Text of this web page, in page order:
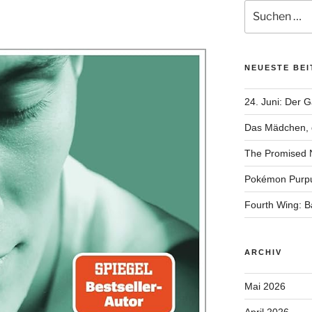
nach:
NEUESTE
24. Juni: Der
Das
The Promised
Pokémon
Fourth Wing:
ARCHIV
Mai 2026